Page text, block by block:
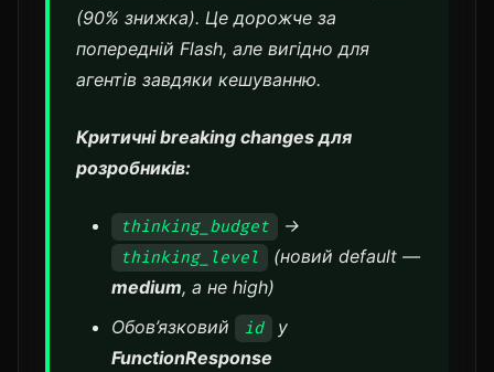
(90% знижка). Це дорожче за
попередній Flash, але вигідно для
агентів завдяки кешуванню.
Критичні breaking changes для
розробників:
thinking_budget →
thinking_level
(новий default —
medium, а не high)
Обов’язковий
id
у
FunctionResponse